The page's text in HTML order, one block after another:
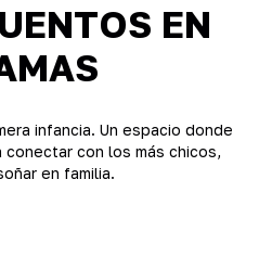
EN
infancia. Un espacio donde
con los más chicos,
en familia.